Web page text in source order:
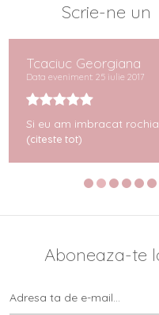
Scrie-ne un
Tcaciuc Georgiana
Data eveniment: 25 iulie 2017
Si eu am imbracat
(citeste tot)
Aboneaza-te